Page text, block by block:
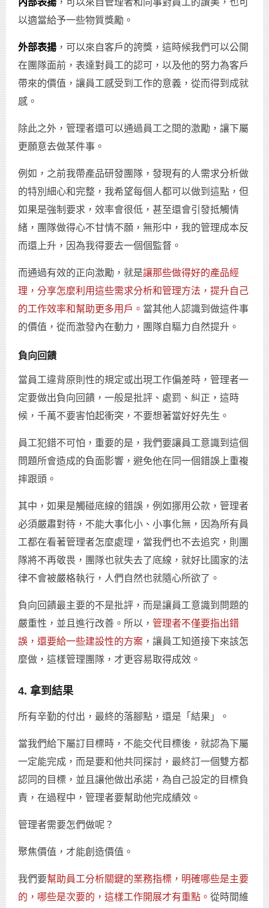
以適當給予一些物質獎勵。
外部表揚 ，可以來自客戶的誇獎，這時候我們可以公開
在團隊面前，表達對員工的認可，以及他的努力為客戶
帶來的價值，讓員工感受到工作的意義，從而得到成就
感。
除此之外，管理者還可以通過員工之間的激勵，讓下屬
更願意去做某件事。
例如，之前我帶產品研發團隊，發現有的人需求分析做
的特別細心和完整，我希望每個人都可以做到這點，但
如果是強制要求，效率會很低，甚至還會引發抵觸情
緒，團隊做得心不甘情不願，無形中，我的管理成本反
而還上升，因為我得要去一個個監督。
而通過有效的正向激勵，就是讓那些做得好的產品經
理，分享怎麼利用這些需求分析和管理方法，提升自己
的工作效率和幫助更多用戶。 當其他人認識到做這件事
的價值，從而激發內在動力，團隊自驅力自然提升。
負向回饋
當員工違背原則性的規定或出現工作偏差時，管理者一
定要做出負向回饋，一般是批評、處罰、糾正，這時
候，千萬不要害怕起衝突，不要想著當好好先生。
員工犯錯不可怕，重要的是，我們要讓員工意識到這個
問題所會造成的負面影響，避免他在同一個錯誤上重複
摔跟頭。
其中，如果是觸碰底線的錯誤，例如挪用公款，管理者
必須嚴肅對待，不能大事化小、小事化無，因為所有員
工都在看著管理者怎麼處理，當我們也不去追究，則團
隊將不再敬畏，團隊也就失去了底線，就好比國家的法
律不會被嚴格執行，人們自然也就隨心所欲了。
負向回饋最主要的不是批評，而是讓員工意識到問題的
嚴重性，並且進行改善。所以， 管理者不僅要指出錯
誤，還要給一些建設性的方案 ，讓員工知道接下來該怎
麼做，這樣管理團隊，才更容易取得成效。
4. 拿到結果
所有辛勤的付出，最終的落腳點，還是「結果」。
當我們給下屬訂目標時，不能交代目標後，就認為下屬
一定能完成，而是要和他共同探討，最終訂一個雙方都
認同的目標，並且讓他做出承諾，為自己設定的目標負
責，在過程中，管理者要幫助他完成績效。
管理者需要怎們做呢？
聚焦價值，才能創造價值。
我們要幫助員工分析關鍵的業務指標，明確哪些是主要
的，哪些是次要的，這樣工作開展才有重點。 從時間維